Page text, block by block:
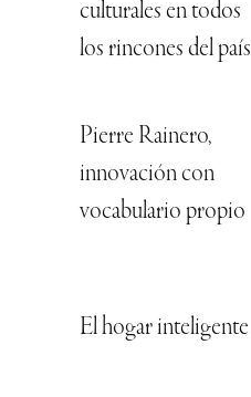
culturales en todos
los rincones del país
Pierre Rainero,
innovación con
vocabulario propio
El hogar inteligente